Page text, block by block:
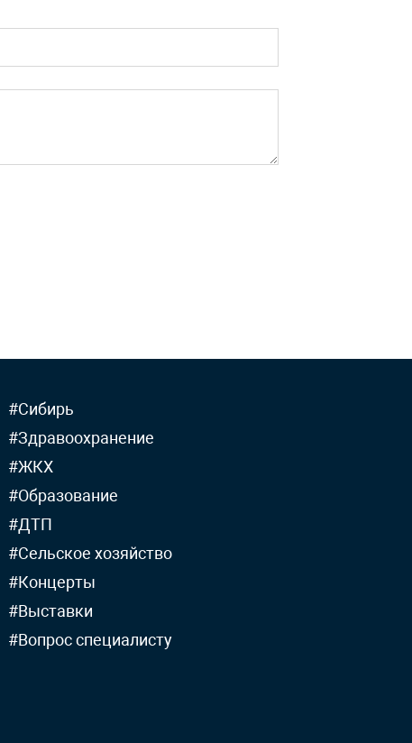
#Сибирь
#Здравоохранение
#ЖКХ
#Образование
#ДТП
#Сельское хозяйство
#Концерты
#Выставки
#Вопрос специалисту